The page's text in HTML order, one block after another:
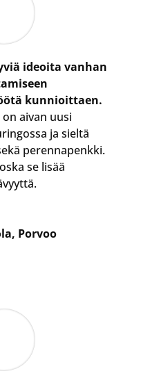
ideoita vanhan
kunnioittaen.
aivan uusi
ja sieltä
perennapenkki.
se lisää
Porvoo